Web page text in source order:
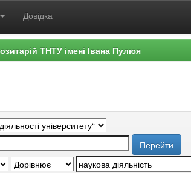
Довідка
ТНТУ імені Івана Пулюя